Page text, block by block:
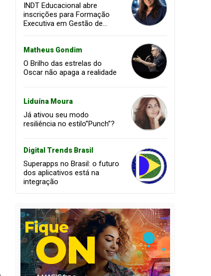
INDT Educacional abre
inscrições para Formação
Executiva em Gestão de
inovação
Matheus Gondim
O Brilho das estrelas do
Oscar não apaga a realidade
Liduína Moura
Já ativou seu modo
resiliência no estilo”Punch”?
Digital Trends Brasil
Superapps no Brasil: o futuro
dos aplicativos está na
integração